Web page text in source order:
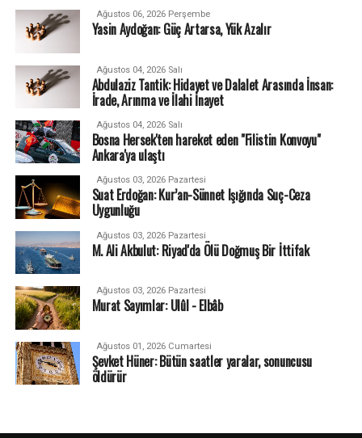
Ağustos 06, 2026 Perşembe
Yasin Aydoğan: Güç Artarsa, Yük Azalır
Ağustos 04, 2026 Salı
Abdulaziz Tantik: Hidayet ve Dalalet Arasında İnsan:
İrade, Arınma ve İlahi İnayet
Ağustos 04, 2026 Salı
Bosna Hersek'ten hareket eden "Filistin Konvoyu"
Ankara'ya ulaştı
Ağustos 03, 2026 Pazartesi
Suat Erdoğan: Kur’an-Sünnet Işığında Suç-Ceza
Uygunluğu
Ağustos 03, 2026 Pazartesi
M. Ali Akbulut: Riyad'da Ölü Doğmuş Bir İttifak
Ağustos 03, 2026 Pazartesi
Murat Sayımlar: Ulûl - Elbâb
Ağustos 01, 2026 Cumartesi
Şevket Hüner: Bütün saatler yaralar, sonuncusu
öldürür